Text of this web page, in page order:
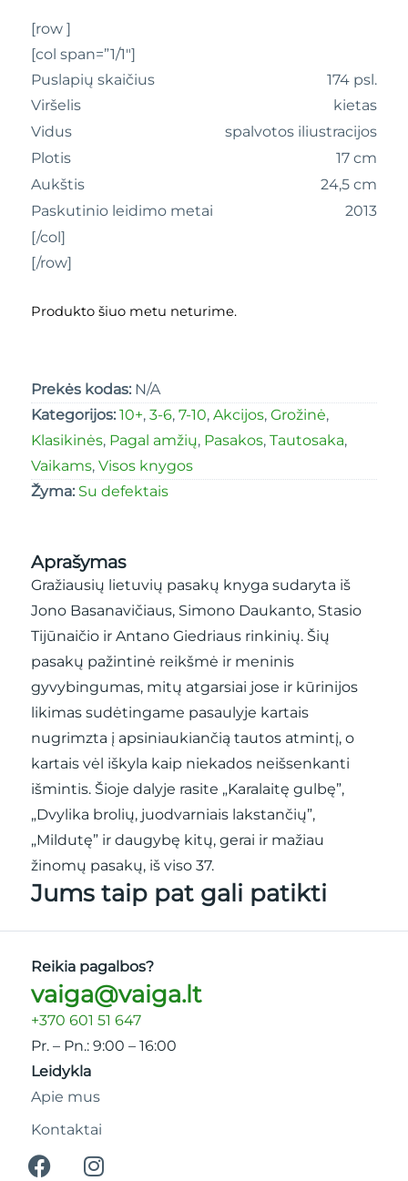
[row ]
[col span=”1/1″]
Puslapių skaičius
174 psl.
Viršelis
kietas
Vidus
spalvotos iliustracijos
Plotis
17 cm
Aukštis
24,5 cm
Paskutinio leidimo metai
2013
[/col]
[/row]
Produkto šiuo metu neturime.
Prekės kodas: N/A
Kategorijos: 10+, 3-6, 7-10, Akcijos, Grožinė,
Klasikinės, Pagal amžių, Pasakos, Tautosaka,
Vaikams, Visos knygos
Žyma: Su defektais
Aprašymas
Gražiausių lietuvių pasakų knyga sudaryta iš
Jono Basanavičiaus, Simono Daukanto, Stasio
Tijūnaičio ir Antano Giedriaus rinkinių. Šių
pasakų pažintinė reikšmė ir meninis
gyvybingumas, mitų atgarsiai jose ir kūrinijos
likimas sudėtingame pasaulyje kartais
nugrimzta į apsiniaukiančią tautos atmintį, o
kartais vėl iškyla kaip niekados neišsenkanti
išmintis. Šioje dalyje rasite „Karalaitę gulbę”,
„Dvylika brolių, juodvarniais lakstančių”,
„Mildutę” ir daugybę kitų, gerai ir mažiau
žinomų pasakų, iš viso 37.
Jums taip pat gali patikti
Reikia pagalbos?
vaiga@vaiga.lt
+370 601 51 647
Pr. – Pn.: 9:00 – 16:00
Leidykla
Apie mus
Kontaktai